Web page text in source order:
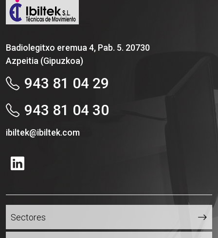
Badiolegitxo eremua 4, Pab. 5. 20730
Azpeitia (Gipuzkoa)
943 81 04 29
943 81 04 30
ibiltek@ibiltek.com
Sectores